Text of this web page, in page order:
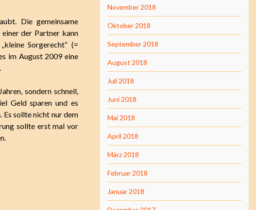
Die gemeinsame
der Partner kann
Sorgerecht“ (=
im August 2009 eine
sondern schnell,
Geld sparen und es
Es sollte nicht nur dem
sollte erst mal vor
November 2018
Oktober 2018
September 2018
August 2018
Juli 2018
Juni 2018
Mai 2018
April 2018
März 2018
Februar 2018
Januar 2018